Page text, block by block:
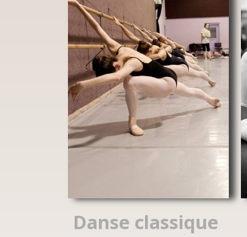
Danse classique